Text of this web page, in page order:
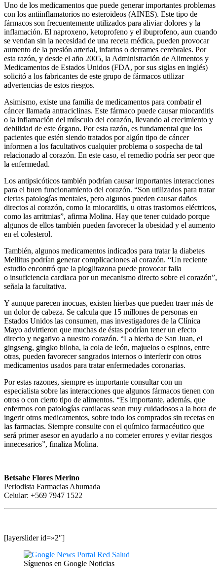
Uno de los medicamentos que puede generar importantes problemas
con los antiinflamatorios no esteroideos (AINES). Este tipo de
fármacos son frecuentemente utilizados para aliviar dolores y la
inflamación. El naproxeno, ketoprofeno y el ibuprofeno, aun cuando
se vendan sin la necesidad de una receta médica, pueden provocar
aumento de la presión arterial, infartos o derrames cerebrales. Por
esta razón, y desde el año 2005, la Administración de Alimentos y
Medicamentos de Estados Unidos (FDA, por sus siglas en inglés)
solicitó a los fabricantes de este grupo de fármacos utilizar
advertencias de estos riesgos.
Asimismo, existe una familia de medicamentos para combatir el
cáncer llamada antraciclinas. Este fármaco puede causar miocarditis
o la inflamación del músculo del corazón, llevando al crecimiento y
debilidad de este órgano. Por esta razón, es fundamental que los
pacientes que estén siendo tratados por algún tipo de cáncer
informen a los facultativos cualquier problema o sospecha de tal
relacionado al corazón. En este caso, el remedio podría ser peor que
la enfermedad.
Los antipsicóticos también podrían causar importantes interacciones
para el buen funcionamiento del corazón. “Son utilizados para tratar
ciertas patologías mentales, pero algunos pueden causar daños
directos al corazón, como la miocarditis, u otras trastornos eléctricos,
como las arritmias”, afirma Molina. Hay que tener cuidado porque
algunos de ellos también pueden favorecer la obesidad y el aumento
en el colesterol.
También, algunos medicamentos indicados para tratar la diabetes
Mellitus podrían generar complicaciones al corazón. “Un reciente
estudio encontró que la pioglitazona puede provocar falla
o insuficiencia cardiaca por un mecanismo directo sobre el corazón”,
señala la facultativa.
Y aunque parecen inocuas, existen hierbas que pueden traer más de
un dolor de cabeza. Se calcula que 15 millones de personas en
Estados Unidos las consumen, mas investigadores de la Clínica
Mayo advirtieron que muchas de éstas podrían tener un efecto
directo y negativo a nuestro corazón. “La hierba de San Juan, el
gingseng, gingko biloba, la cola de león, majuelos o espinos, entre
otras, pueden favorecer sangrados internos o interferir con otros
medicamentos usados para tratar enfermedades coronarias.
Por estas razones, siempre es importante consultar con un
especialista sobre las interacciones que algunos fármacos tienen con
otros o con cierto tipo de alimentos. “Es importante, además, que
enfermos con patologías cardiacas sean muy cuidadosos a la hora de
ingerir otros medicamentos, sobre todo los comprados sin recetas en
las farmacias. Siempre consulte con el químico farmacéutico que
será primer asesor en ayudarlo a no cometer errores y evitar riesgos
innecesarios”, finaliza Molina.
Betsabe Flores Merino
Periodista Farmacias Ahumada
Celular: +569 7947 1522
[layerslider id=»2″]
Síguenos en Google Noticias